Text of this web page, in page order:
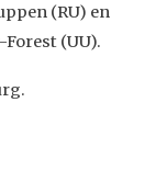
(RU) en
(UU).